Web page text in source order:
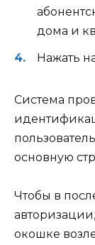
дома и
Нажать
Система
основную
Чтобы в
окошке